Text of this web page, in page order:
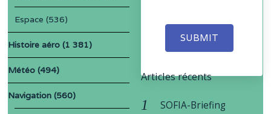
SUBMIT
Espace (536)
Histoire aéro (1 381)
Météo (494)
Navigation (560)
Articles récents
SOFIA-Briefing